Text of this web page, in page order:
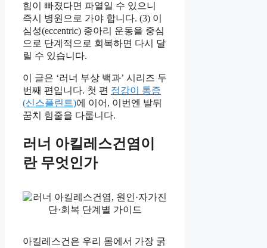
힘이 빠졌다면 파열일 수 있으니
즉시 병원으로 가야 합니다. (3) 이
심성(eccentric) 종아리 운동을 중심
으로 단계적으로 회복하면 다시 달
릴 수 있습니다.
이 글은 ‘러너 부상 백과’ 시리즈 두
번째 편입니다. 첫 편 정강이 통증
(신스플린트)에 이어, 이번엔 발뒤
꿈치 힘줄을 다룹니다.
러너 아킬레스건염이
란 무엇인가
아킬레스건은 우리 몸에서 가장 굵